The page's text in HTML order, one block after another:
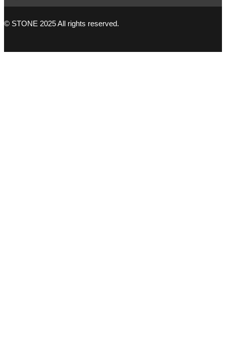
© STONE 2025 All rights reserved.